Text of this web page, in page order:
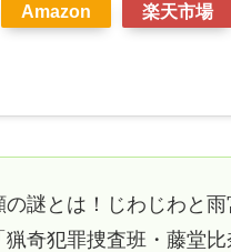
Amazon 楽天市場
謎とは！じわじわと
奇犯罪捜査班・藤堂